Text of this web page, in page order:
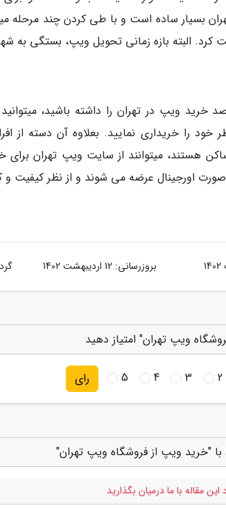
کرد. البته بازه زمانی تحویل ویپ، بستگی به
خرید ویپ در تهران را داشته باشید،
را خریداری نمایید. بعلاوه آن دسته از
هستند، میتوانند از سایت ویپ تهران
اورجینال عرضه می شوند و از نظر کیفیت و
بروزرسانی: 12 اردیبهشت 1402
ویپ تهران" امتیاز دهید
2
3
4
5 رای
"خرید ویپ از فروشگاه ویپ تهران"
مقاله با ما درمیان بگذارید